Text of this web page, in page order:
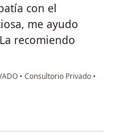
con el
me ayudo
recomiendo
• Consultorio Privado •